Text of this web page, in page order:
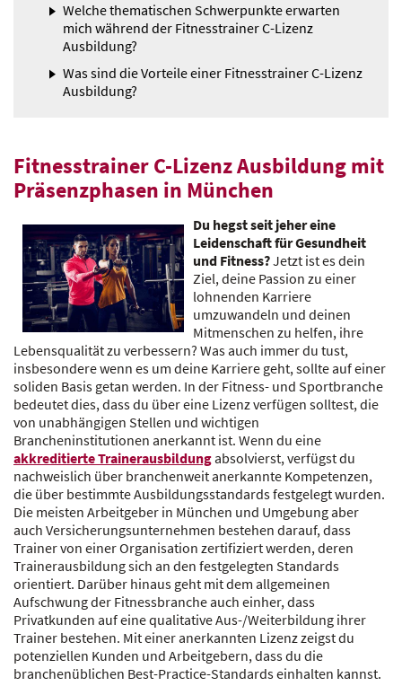
Welche thematischen Schwerpunkte erwarten
mich während der Fitnesstrainer C-Lizenz
Ausbildung?
Was sind die Vorteile einer Fitnesstrainer C-Lizenz
Ausbildung?
Fitnesstrainer C-Lizenz Ausbildung mit
Präsenzphasen in München
Du hegst seit jeher eine
Leidenschaft für Gesundheit
und Fitness?Jetzt ist es dein
Ziel, deine Passion zu einer
lohnenden Karriere
umzuwandeln und deinen
Mitmenschen zu helfen, ihre
Lebensqualität zu verbessern? Was auch immer du tust,
insbesondere wenn es um deine Karriere geht, sollte auf einer
soliden Basis getan werden. In der Fitness- und Sportbranche
bedeutet dies, dass du über eine Lizenz verfügen solltest, die
von unabhängigen Stellen und wichtigen
Brancheninstitutionen anerkannt ist. Wenn du eine
akkreditierte Trainerausbildungabsolvierst, verfügst du
nachweislich über branchenweit anerkannte Kompetenzen,
die über bestimmte Ausbildungsstandards festgelegt wurden.
Die meisten Arbeitgeber in München und Umgebung aber
auch Versicherungsunternehmen bestehen darauf, dass
Trainer von einer Organisation zertifiziert werden, deren
Trainerausbildung sich an den festgelegten Standards
orientiert. Darüber hinaus geht mit dem allgemeinen
Aufschwung der Fitnessbranche auch einher, dass
Privatkunden auf eine qualitative Aus-/Weiterbildung ihrer
Trainer bestehen. Mit einer anerkannten Lizenz zeigst du
potenziellen Kunden und Arbeitgebern, dass du die
branchenüblichen Best-Practice-Standards einhalten kannst.